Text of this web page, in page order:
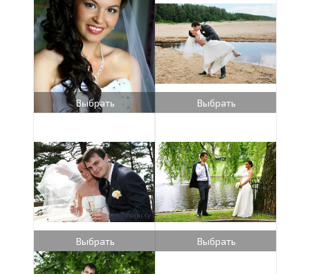
Выбрать Выбрать
Выбрать Выбрать